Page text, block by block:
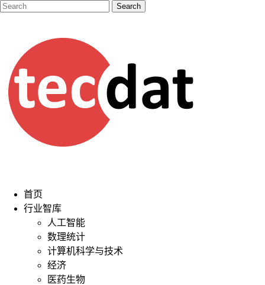
首页
行业智库
人工智能
数理统计
计算机科学与技术
经济
医药生物